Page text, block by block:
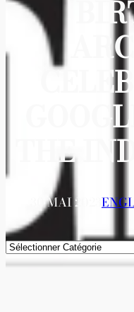
THE
30 MAI 2023
Catégories